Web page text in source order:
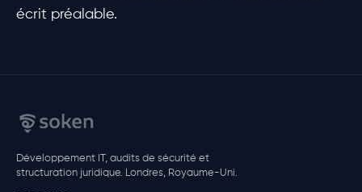
écrit préalable.
Développement IT, audits de sécurité et
structuration juridique. Londres, Royaume-Uni.